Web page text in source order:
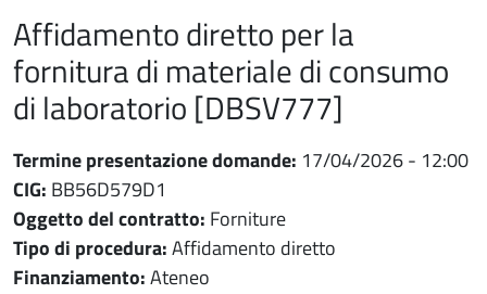
Affidamento diretto per la
fornitura di materiale di consumo
di laboratorio [DBSV777]
Termine presentazione domande: 17/04/2026- 12:00
CIG: BB56D579D1
Oggetto del contratto: Forniture
Tipo di procedura:Affidamento diretto
Finanziamento:Ateneo